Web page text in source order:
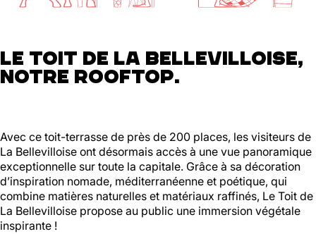
LE TOIT DE LA BELLEVILLOISE,
NOTRE ROOFTOP.
Avec ce toit-terrasse de près de 200 places, les visiteurs de
La Bellevilloise ont désormais accès à une vue panoramique
exceptionnelle sur toute la capitale. Grâce à sa décoration
d’inspiration nomade, méditerranéenne et poétique, qui
combine matières naturelles et matériaux raffinés, Le Toit de
La Bellevilloise propose au public une immersion végétale
inspirante !